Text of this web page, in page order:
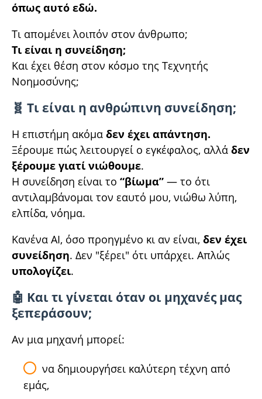
όπως αυτό εδώ.
Τι απομένει λοιπόν στον άνθρωπο;
Τι είναι η συνείδηση;
Και έχει θέση στον κόσμο της Τεχνητής
Νοημοσύνης;
🧬 Τι είναι η ανθρώπινη συνείδηση;
Η επιστήμη ακόμα δεν έχει απάντηση.
Ξέρουμε πώς λειτουργεί ο εγκέφαλος, αλλά δεν
ξέρουμε γιατί νιώθουμε.
Η συνείδηση είναι το “βίωμα” — το ότι
αντιλαμβάνομαι τον εαυτό μου, νιώθω λύπη,
ελπίδα, νόημα.
Κανένα AI, όσο προηγμένο κι αν είναι, δεν έχει
συνείδηση. Δεν "ξέρει" ότι υπάρχει. Απλώς
υπολογίζει.
🤖 Και τι γίνεται όταν οι μηχανές μας
ξεπεράσουν;
Αν μια μηχανή μπορεί:
να δημιουργήσει καλύτερη τέχνη από
εμάς,